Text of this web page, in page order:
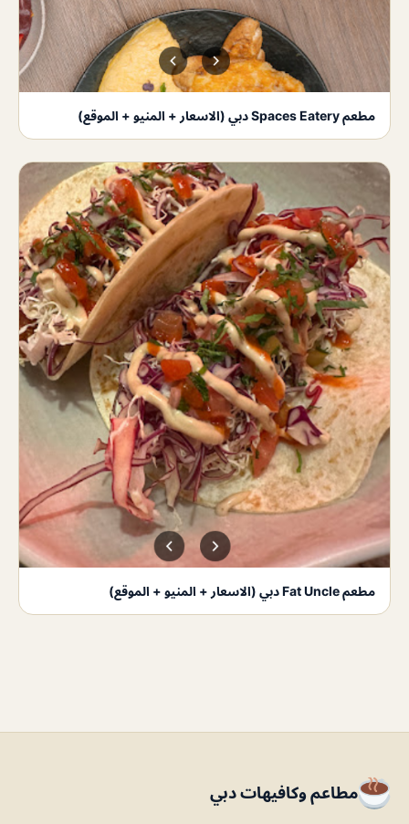
مطعم Spaces Eatery دبي (الاسعار + المنيو + الموقع)
مطعم Fat Uncle دبي (الاسعار + المنيو + الموقع)
مطاعم وكافيهات دبي